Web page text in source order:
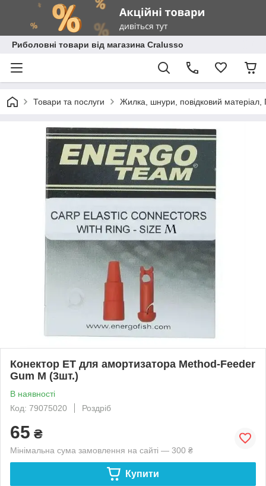
Риболовні товари від магазина Cralusso
Товари та послуги Жилка, шнури, повідковий
Конектор ЕТ для амортизатора Method-Feeder
Gum M (3шт.)
В наявності
Код: 79075020
Роздріб
65 ₴
Мінімальна сума замовлення на сайті — 300 ₴
Купити